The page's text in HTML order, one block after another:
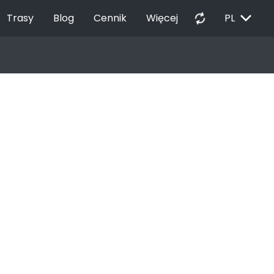
Trasy Blog Cennik Więcej autorenew PL EXPAND_MORE